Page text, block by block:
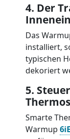
4. Der
Das
installiert,
typischen
dekoriert
5.
Smarte
Warmup